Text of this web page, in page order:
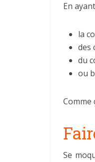
En
la
des
du
ou
Comme
Se